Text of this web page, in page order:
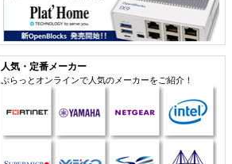
人気・定番メーカー
ぷらっとオンラインで人気のメーカーをご紹介！